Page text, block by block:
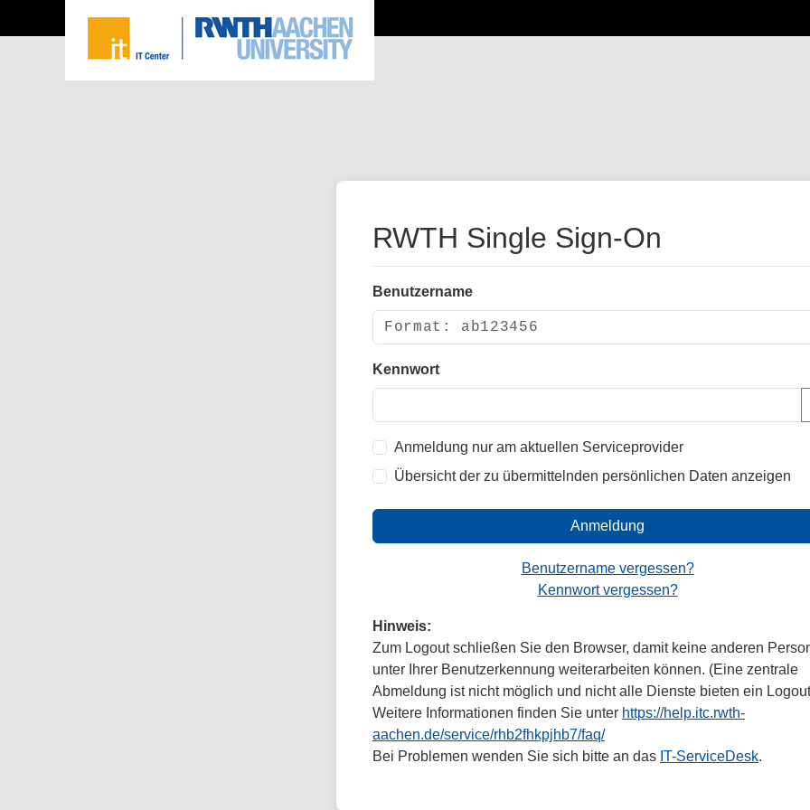
RWTH Single Sign-On
Benutzername
Kennwort
Anmeldung nur am aktuellen Serviceprovider
Übersicht der zu übermittelnden persönlichen Daten anzeigen
Anmeldung
Benutzername vergessen?
Kennwort vergessen?
Hinweis:
Zum Logout schließen Sie den Browser, damit keine anderen
unter Ihrer Benutzerkennung weiterarbeiten können. (Eine zentrale
Abmeldung ist nicht möglich und nicht alle Dienste bieten ein
Weitere Informationen finden Sie unter https://help.itc.rwth-
aachen.de/service/rhb2fhkpjhb7/faq/
Bei Problemen wenden Sie sich bitte an das IT-ServiceDesk.